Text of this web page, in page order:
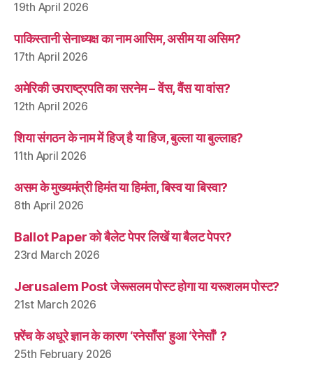
19th April 2026
पाकिस्तानी सेनाध्यक्ष का नाम आसिम, असीम या असिम?
17th April 2026
अमेरिकी उपराष्ट्रपति का सरनेम – वेंस, वैंस या वांस?
12th April 2026
शिया संगठन के नाम में हिज् है या हिज, बुल्ला या बुल्लाह?
11th April 2026
असम के मुख्यमंत्री हिमंत या हिमंता, बिस्व या बिस्वा?
8th April 2026
Ballot Paper को बैलेट पेपर लिखें या बैलट पेपर?
23rd March 2026
Jerusalem Post जेरूसलम पोस्ट होगा या यरूशलम पोस्ट?
21st March 2026
फ़्रेंच के अधूरे ज्ञान के कारण ‘रनेसाँस’ हुआ ‘रेनेसाँ’ ?
25th February 2026